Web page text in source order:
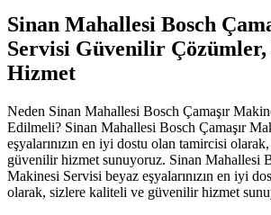
Sinan Mahallesi Bosch
Servisi Güvenilir Çözümler,
Hizmet
Neden Sinan Mahallesi Bosch Çamaşır
Edilmeli? Sinan Mahallesi Bosch Çamaşır
eşyalarınızın en iyi dostu olan tamircisi
güvenilir hizmet sunuyoruz. Sinan Mahallesi
Makinesi Servisi beyaz eşyalarınızın en iyi
olarak, sizlere kaliteli ve güvenilir hizmet